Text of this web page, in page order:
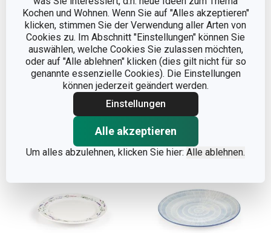
Kochen und Wohnen. Wenn Sie auf "Alles akzeptieren"
klicken, stimmen Sie der Verwendung aller Arten von
Cookies zu. Im Abschnitt "Einstellungen" können Sie
auswählen, welche Cookies Sie zulassen möchten,
oder auf "Alle ablehnen" klicken (dies gilt nicht für so
genannte essenzielle Cookies). Die Einstellungen
können jederzeit geändert werden.
Einstellungen
Alle akzeptieren
Um alles abzulehnen, klicken Sie hier: Alle ablehnen.
Speiseteller CREMA
ø 27 cm
13,90 €
Speiseteller SIENA
ø 27 cm
13,90 €
Auf Lager
Warenkorb